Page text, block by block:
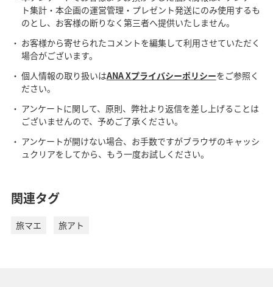
ト集計・本企画の運営管理・プレゼント発送にのみ使用するも
のとし、お客様の断りなく第三者へ提供いたしません。
お客様から寄せられたコメントを編集して利用させていただく
場合がございます。
個人情報の取り扱いはANA Xプライバシーポリシーをご参照く
ださい。
アンケートに関して、原則、弊社より返信を差し上げることは
ございませんので、予めご了承ください。
アンケートが開けない場合、お手数ですがブラウザのキャッシ
ュクリアをしてから、もう一度お試しください。
関連タグ
旅マエ 旅アト